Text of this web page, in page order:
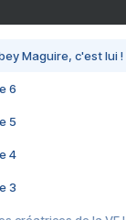
Maguire, c'est lui
6
5
4
3